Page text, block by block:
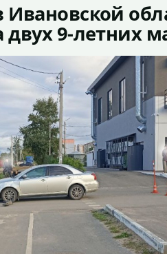
Ивановской
двух 9-летних